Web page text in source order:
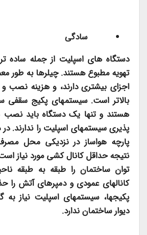
سادگی
دستگاه های اسپلیت از جمله ساده
تهویه مطبوع هستند. چیلرها به طور
اجزای بیشتری دارند، و هزینه نصب و
بالاتر است. سیستمهای پکیج سقفی
هستند و تنها یک دستگاه باید نصب
پذیری سیستمهای اسپلیت را ندارند.
پارچه هواساز در نزدیکی محل
نتیجه حداقل کانال کشی مورد نیاز
توان ساختمان را طبقه به طبقه
کانالهای عمودی و دمپرهای آتش را
پکیجها، سیستمهای اسپلیت نیاز
دیوار ساختمان ندارد.